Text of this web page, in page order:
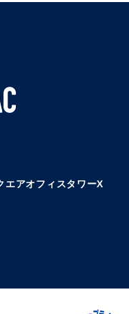
エアオフィスタワーX